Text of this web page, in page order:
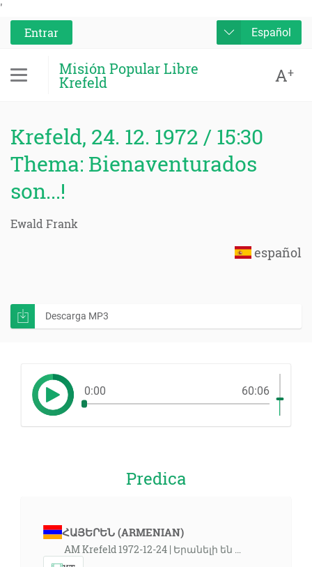
'
Entrar
Español
Misión Popular Libre
Krefeld A+
Krefeld, 24. 12. 1972 / 15:30
Thema: Bienaventurados
son...!
Ewald Frank
español
Descarga MP3
0:00 60:06
Predica
ՀԱՅԵՐԵՆ (ARMENIAN)
AM Krefeld 1972-12-24 | Երանելի են …